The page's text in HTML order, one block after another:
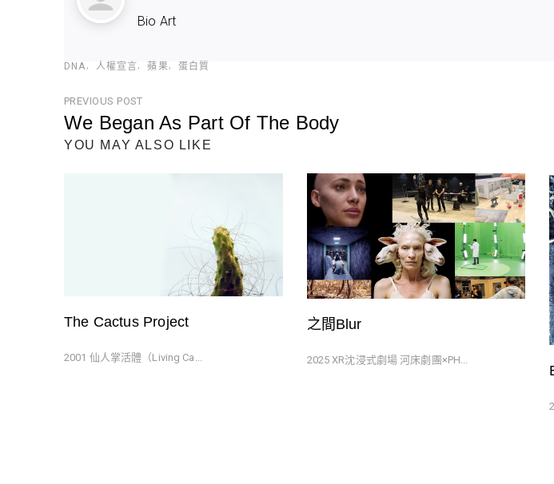
Bio Art
DNA 人權宣言 蘋果 蛋白質
文
章
PREVIOUS POST
We Began As Part Of The Body
Previous
YOU MAY ALSO LIKE
The Cactus Project
2001 仙人掌活體（Living Ca...
之間Blur
2025 XR沈浸式劇場 河床劇團×PH...